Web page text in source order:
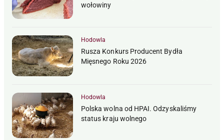
wołowiny
Hodowla
Rusza Konkurs Producent Bydła
Mięsnego Roku 2026
Hodowla
Polska wolna od HPAI. Odzyskaliśmy
status kraju wolnego